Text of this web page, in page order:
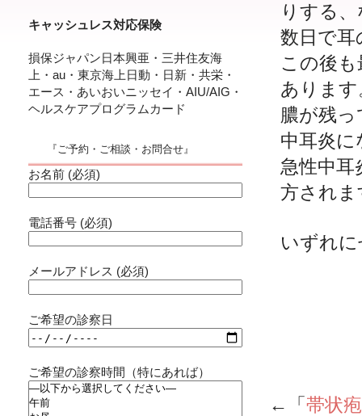
りする
数日で耳
この後
あります
膿が残
中耳炎
急性中
方されま
いずれ
←「帯状
キャッシュレス対応保険
損保ジャパン日本興亜・三井住友海
上・au・東京海上日動・日新・共栄・
エース・あいおいニッセイ・AIU/AIG・
ヘルスケアプログラムカード
『ご予約・ご相談・お問合せ』
お名前 (必須)
電話番号 (必須)
メールアドレス (必須)
ご希望の診察日
ご希望の診察時間（特にあれば）